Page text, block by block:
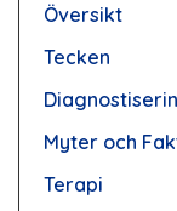
Översikt
Tecken
Myter och
Terapi